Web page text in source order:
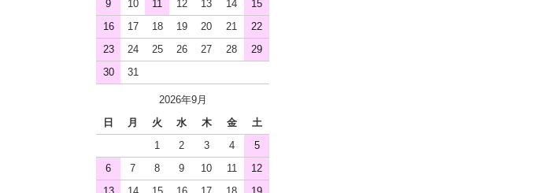
9
10 11 12 13 14
15
16
17 18 19 20 21
22
23
24 25 26 27 28
29
30
31
2026年9月
日
月 火 水 木 金
土
1
2 3 4
5
6
7 8 9 10 11
12